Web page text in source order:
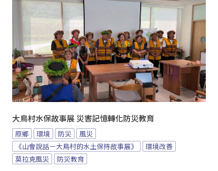
大鳥村水保故事展 災害記憶轉化防災教育
原鄉 環境 防災
風災
《山會說話－大鳥村的水土保持故事展》
環境改善
莫拉克風災
防災教育